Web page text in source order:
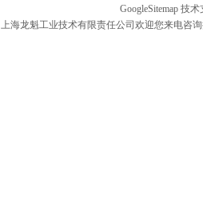
GoogleSitemap技术
上海龙魁工业技术有限责任公司欢迎您来电咨